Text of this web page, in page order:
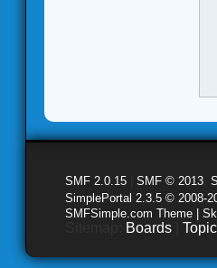
SMF 2.0.15 SMF © 2013
SimplePortal 2.3.5 © 2008-
SMFSimple.com Theme |
Boards